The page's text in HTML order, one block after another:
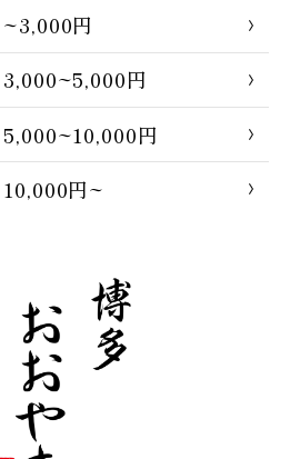
~3,000円
3,000~5,000円
5,000~10,000円
10,000円~